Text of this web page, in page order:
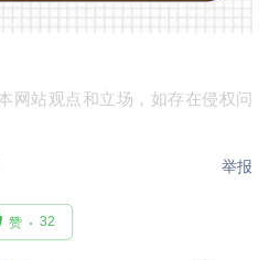
网站观点和立场，如存在侵权问
举报
赞 32